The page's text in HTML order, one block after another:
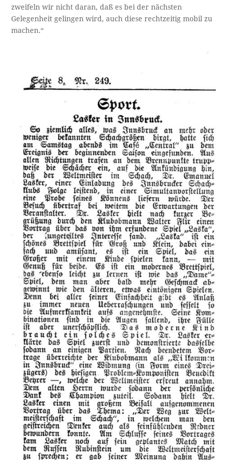
zweifeln wir nicht daran, daß es bei der nächsten
Gelegenheit gelingen wird, auch diese rechtzeitig mobil zu
machen.“